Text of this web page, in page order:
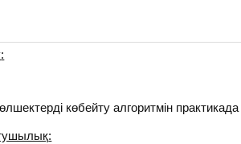
:
көбейту алгоритмін
: